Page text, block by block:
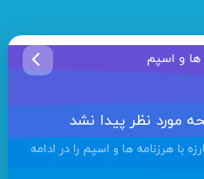
ها و اسپم
مورد نظر پیدا نشد
با هرزنامه ها و اسپم را در ادامه